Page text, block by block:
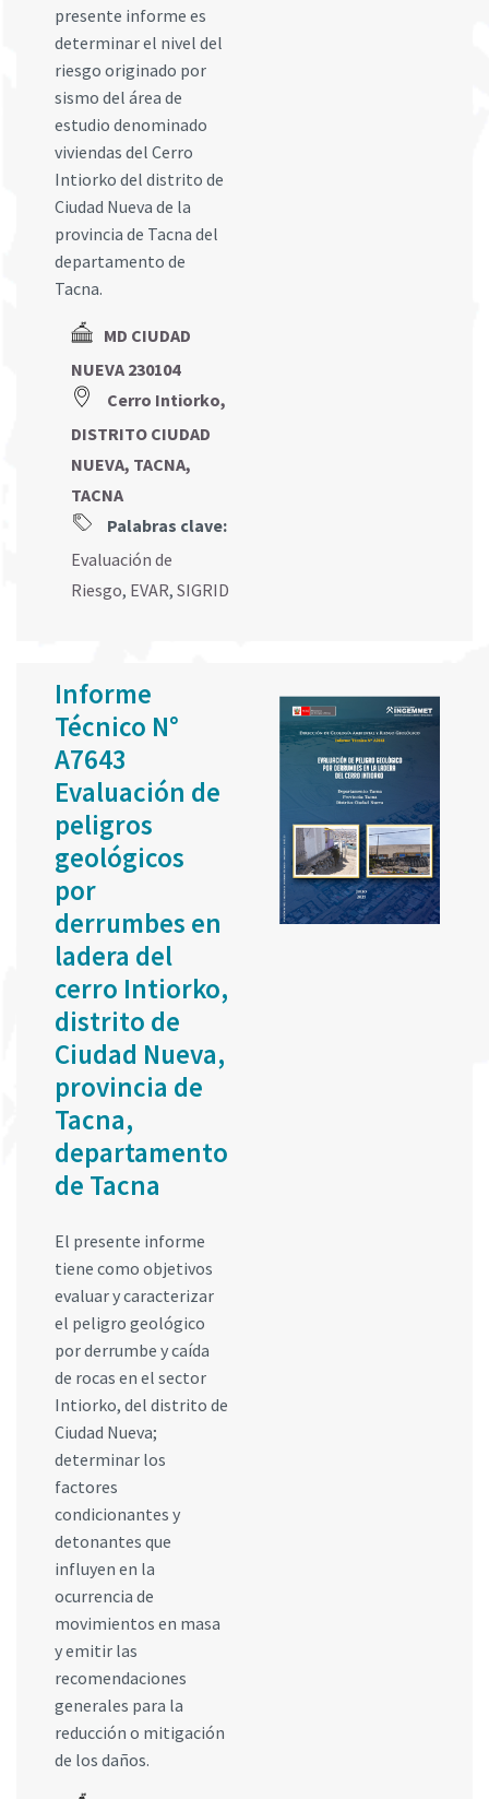
presente informe es
determinar el nivel del
riesgo originado por
sismo del área de
estudio denominado
viviendas del Cerro
Intiorko del distrito de
Ciudad Nueva de la
provincia de Tacna del
departamento de
Tacna.
MD CIUDAD
NUEVA 230104
Cerro Intiorko,
DISTRITO CIUDAD
NUEVA, TACNA,
TACNA
Palabras clave:
Evaluación de
Riesgo, EVAR, SIGRID
Informe
Técnico N°
A7643
Evaluación de
peligros
geológicos
por
derrumbes en
ladera del
cerro Intiorko,
distrito de
Ciudad Nueva,
provincia de
Tacna,
departamento
de Tacna
El presente informe
tiene como objetivos
evaluar y caracterizar
el peligro geológico
por derrumbe y caída
de rocas en el sector
Intiorko, del distrito de
Ciudad Nueva;
determinar los
factores
condicionantes y
detonantes que
influyen en la
ocurrencia de
movimientos en masa
y emitir las
recomendaciones
generales para la
reducción o mitigación
de los daños.